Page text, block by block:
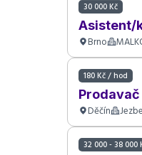
30 000 Kč
Asistent/
Brno
180 Kč / hod
Děčín
32 000 - 38 000